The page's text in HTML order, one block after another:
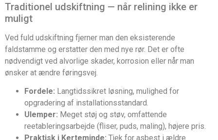
Traditionel udskiftning — når relining ikke er
muligt
Ved fuld udskiftning fjerner man den eksisterende
faldstamme og erstatter den med nye rør. Det er ofte
nødvendigt ved alvorlige skader, korrosion eller når man
ønsker at ændre føringsvej.
Fordele: Langtidssikret løsning, mulighed for
opgradering af installationsstandard.
Ulemper: Meget støj og støv, omfattende
reetableringsarbejde (fliser, puds, maling), højere pris.
Praktisk i Kerteminde: Tjek for asbest i ældre